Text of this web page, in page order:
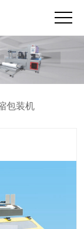
包装机